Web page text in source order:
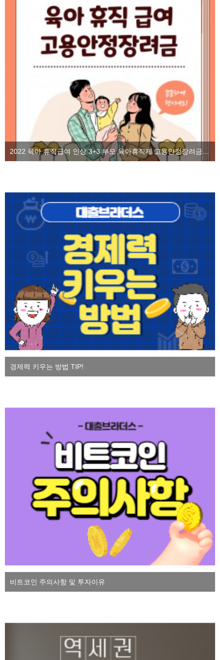
경제력 키우는 방법 TIP!
비트코인 주의사항 및 투자이유